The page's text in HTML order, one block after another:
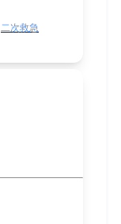
二次救急